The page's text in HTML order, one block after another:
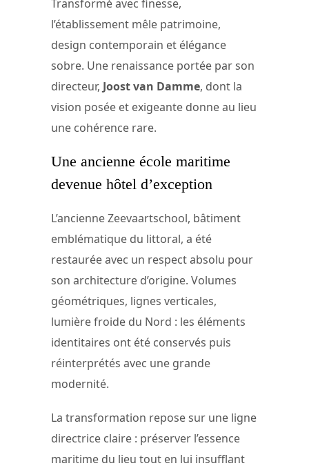
Transformé avec finesse,
l’établissement mêle patrimoine,
design contemporain et élégance
sobre. Une renaissance portée par son
directeur, Joost van Damme, dont la
vision posée et exigeante donne au lieu
une cohérence rare.
Une ancienne école maritime
devenue hôtel d’exception
L’ancienne Zeevaartschool, bâtiment
emblématique du littoral, a été
restaurée avec un respect absolu pour
son architecture d’origine. Volumes
géométriques, lignes verticales,
lumière froide du Nord : les éléments
identitaires ont été conservés puis
réinterprétés avec une grande
modernité.
La transformation repose sur une ligne
directrice claire : préserver l’essence
maritime du lieu tout en lui insufflant